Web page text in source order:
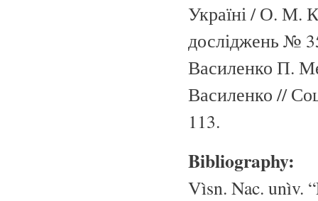
Україні / О. М.
досліджень №
Василенко П.
Василенко //
113.
Bibliography:
Vìsn. Nac. unìv.